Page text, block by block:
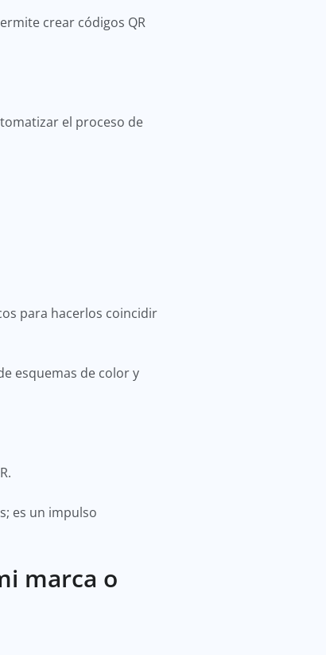
crear códigos QR
el proceso de
para hacerlos coincidir
esquemas de color y
es un impulso
marca o